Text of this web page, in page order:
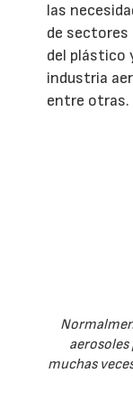
las
de
del plástico
industria
entre otras.
muchas